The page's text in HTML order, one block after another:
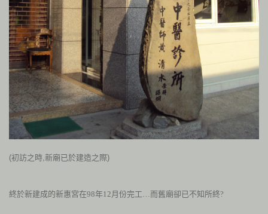
(初訪之時,新廟已於建造之際)
終於新建成的新惠宮在98年12月 份完工…而舊廟卻已不知所終?